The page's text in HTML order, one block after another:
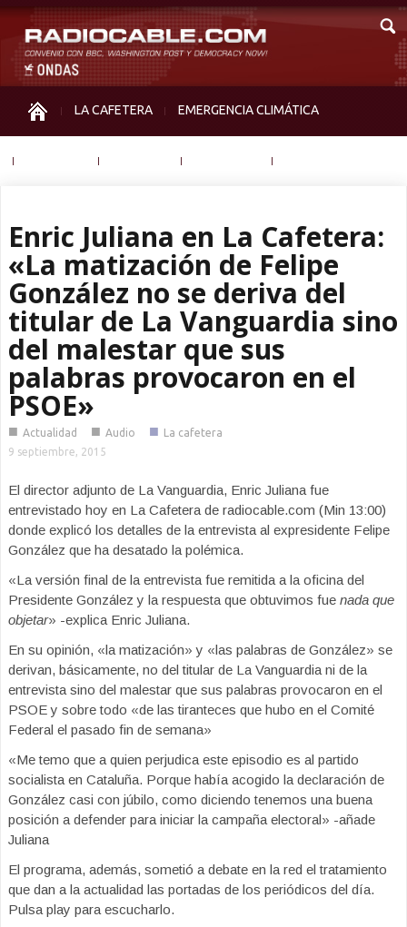
LA CAFETERA EMERGENCIA CLIMÁTICA
Enric Juliana en La Cafetera:
«La matización de Felipe
González no se deriva del
titular de La Vanguardia sino
del malestar que sus
palabras provocaron en el
PSOE»
■ Actualidad ■ Audio ■ La cafetera
9 septiembre, 2015
El director adjunto de La Vanguardia, Enric Juliana fue
entrevistado hoy en La Cafetera de radiocable.com (Min 13:00)
donde explicó los detalles de la entrevista al expresidente Felipe
González que ha desatado la polémica.
«La versión final de la entrevista fue remitida a la oficina del
Presidente González y la respuesta que obtuvimos fue nada que
objetar» -explica Enric Juliana.
En su opinión, «la matización» y «las palabras de González» se
derivan, básicamente, no del titular de La Vanguardia ni de la
entrevista sino del malestar que sus palabras provocaron en el
PSOE y sobre todo «de las tiranteces que hubo en el Comité
Federal el pasado fin de semana»
«Me temo que a quien perjudica este episodio es al partido
socialista en Cataluña. Porque había acogido la declaración de
González casi con júbilo, como diciendo tenemos una buena
posición a defender para iniciar la campaña electoral» -añade
Juliana
El programa, además, sometió a debate en la red el tratamiento
que dan a la actualidad las portadas de los periódicos del día.
Pulsa play para escucharlo.